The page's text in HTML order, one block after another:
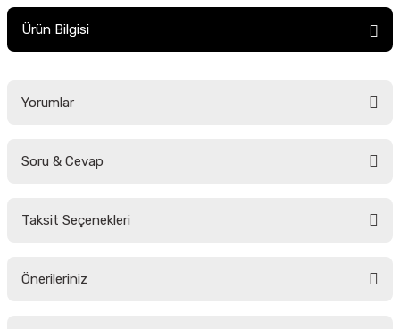
Ürün Bilgisi
Yorumlar
Soru & Cevap
Taksit Seçenekleri
Önerileriniz